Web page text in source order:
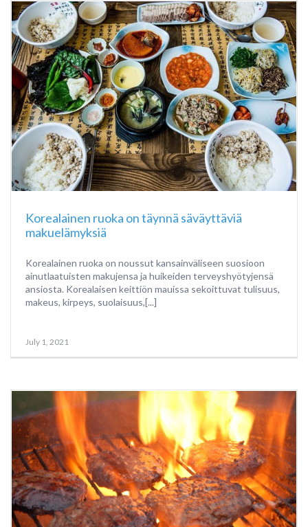
Korealainen ruoka on täynnä säväyttäviä
makuelämyksiä
Korealainen ruoka on noussut kansainväliseen suosioon
ainutlaatuisten makujensa ja huikeiden terveyshyötyjensä
ansiosta. Korealaisen keittiön mauissa sekoittuvat tulisuus,
makeus, kirpeys, suolaisuus,[...]
July 1, 2021